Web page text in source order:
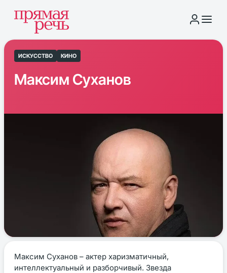
ИСКУССТВО КИНО
Максим Суханов
Максим Суханов – актер харизматичный,
интеллектуальный и разборчивый. Звезда